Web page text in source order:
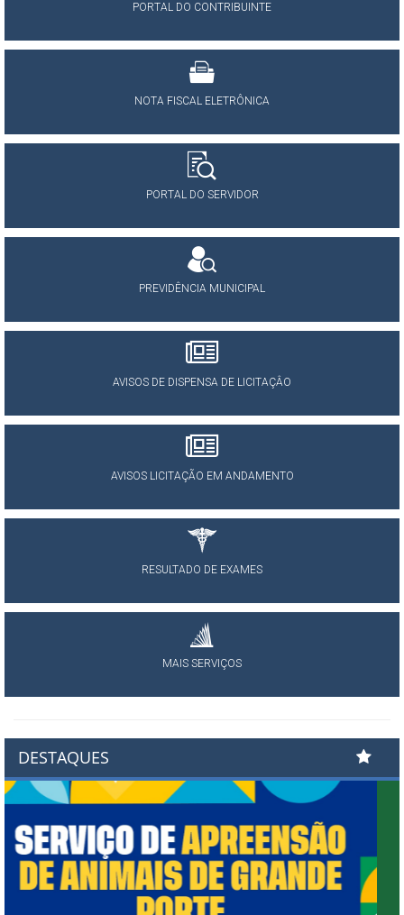
PORTAL DO CONTRIBUINTE
NOTA FISCAL ELETRÔNICA
PORTAL DO SERVIDOR
PREVIDÊNCIA MUNICIPAL
AVISOS DE DISPENSA DE LICITAÇÂO
AVISOS LICITAÇÃO EM ANDAMENTO
RESULTADO DE EXAMES
MAIS SERVIÇOS
DESTAQUES